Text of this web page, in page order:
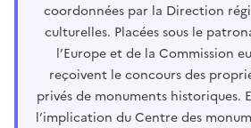
coordonnées par la Direction
culturelles. Placées sous le
l’Europe et de la Commission
reçoivent le concours des
privés de monuments historiques.
l’implication du Centre des